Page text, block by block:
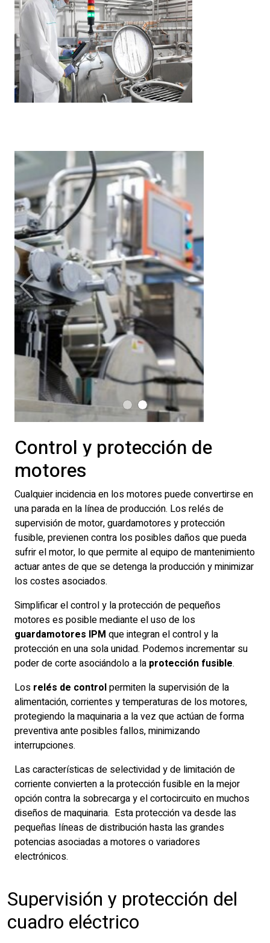
Anterior
Control y protección de
motores
Cualquier incidencia en los motores puede convertirse en
una parada en la línea de producción. Los relés de
supervisión de motor, guardamotores y protección
fusible, previenen contra los posibles daños que pueda
sufrir el motor, lo que permite al equipo de mantenimiento
actuar antes de que se detenga la producción y minimizar
los costes asociados.
Simplificar el control y la protección de pequeños
motores es posible mediante el uso de los
guardamotores IPM que integran el control y la
protección en una sola unidad. Podemos incrementar su
poder de corte asociándolo a la protección fusible.
Los relés de controlpermiten la supervisión de la
alimentación, corrientes y temperaturas de los motores,
protegiendo la maquinaria a la vez que actúan de forma
preventiva ante posibles fallos, minimizando
interrupciones.
Las características de selectividad y de limitación de
corriente convierten a la protección fusible en la mejor
opción contra la sobrecarga y el cortocircuito en muchos
diseños de maquinaria. Esta protección va desde las
pequeñas líneas de distribución hasta las grandes
potencias asociadas a motores o variadores
electrónicos.
Supervisión y protección del
cuadro eléctrico